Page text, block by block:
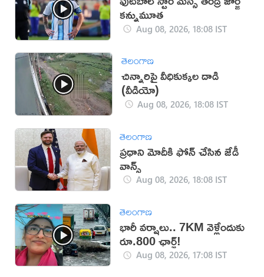
కన్నుమూత
Aug 08, 2026, 18:08 IST
తెలంగాణ
చిన్నారిపై వీధికుక్కల దాడి
(వీడియో)
Aug 08, 2026, 18:08 IST
తెలంగాణ
ప్రధాని మోదీకి ఫోన్ చేసిన జేడీ
వాన్స్
Aug 08, 2026, 18:08 IST
తెలంగాణ
భారీ వర్షాలు.. 7KM వెళ్లేందుకు
రూ.800 ఛార్జ్!
Aug 08, 2026, 17:08 IST